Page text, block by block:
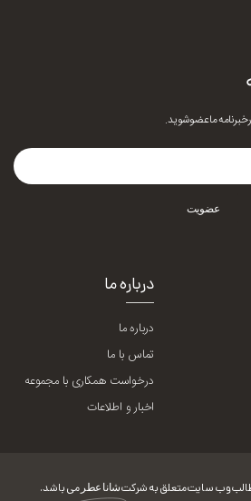
درباره ما
درباره ما
تماس با ما
درخواست همکاری با مجموعه
اخبار و اطلاعات
خبرنامه ما عضو شوید.
عضویت
وب سایت متعلق به شرکتشانا عطر می باشد.